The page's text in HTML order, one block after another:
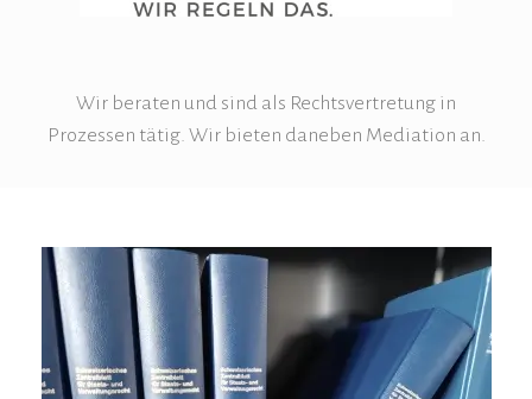
Wir beraten und sind als Rechtsvertretung in
Prozessen tätig. Wir bieten daneben Mediation an.